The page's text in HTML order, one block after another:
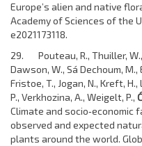
Europe’s alien and native
Academy of Sciences of the
e2021173118.
29. Pouteau, R., Thuiller, W.,
Dawson, W., Sá Dechoum, M.,
Fristoe, T., Jogan, N., Kreft, H.,
P., Verkhozina, A., Weigelt, P.,
Climate and
observed and expected
plants around the world.